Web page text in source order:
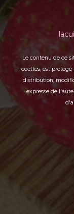
Le contenu de ce
recettes, est
distribution,
expresse de